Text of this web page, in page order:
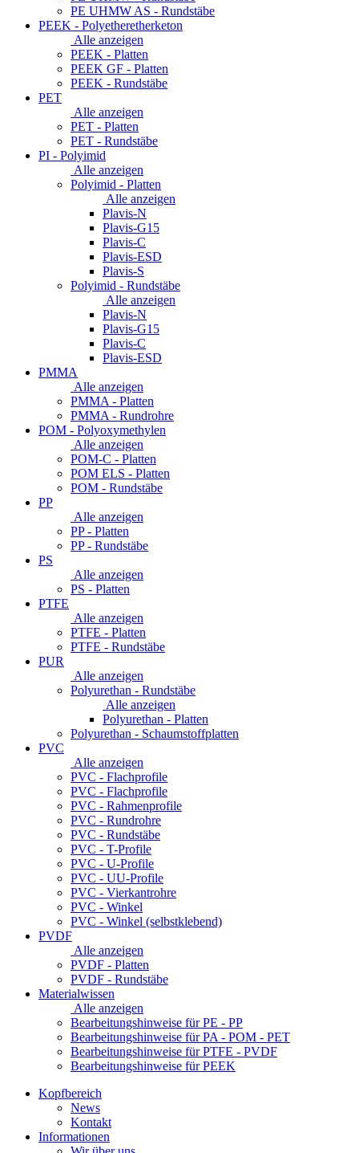
PE UHMW AS - Rundstäbe
PEEK - Polyetheretherketon
Alle anzeigen
PEEK - Platten
PEEK GF - Platten
PEEK - Rundstäbe
PET
Alle anzeigen
PET - Platten
PET - Rundstäbe
PI - Polyimid
Alle anzeigen
Polyimid - Platten
Alle anzeigen
Plavis-N
Plavis-G15
Plavis-C
Plavis-ESD
Plavis-S
Polyimid - Rundstäbe
Alle anzeigen
Plavis-N
Plavis-G15
Plavis-C
Plavis-ESD
PMMA
Alle anzeigen
PMMA - Platten
PMMA - Rundrohre
POM - Polyoxymethylen
Alle anzeigen
POM-C - Platten
POM ELS - Platten
POM - Rundstäbe
PP
Alle anzeigen
PP - Platten
PP - Rundstäbe
PS
Alle anzeigen
PS - Platten
PTFE
Alle anzeigen
PTFE - Platten
PTFE - Rundstäbe
PUR
Alle anzeigen
Polyurethan - Rundstäbe
Alle anzeigen
Polyurethan - Platten
Polyurethan - Schaumstoffplatten
PVC
Alle anzeigen
PVC - Flachprofile
PVC - Flachprofile
PVC - Rahmenprofile
PVC - Rundrohre
PVC - Rundstäbe
PVC - T-Profile
PVC - U-Profile
PVC - UU-Profile
PVC - Vierkantrohre
PVC - Winkel
PVC - Winkel (selbstklebend)
PVDF
Alle anzeigen
PVDF - Platten
PVDF - Rundstäbe
Materialwissen
Alle anzeigen
Bearbeitungshinweise für PE - PP
Bearbeitungshinweise für PA - POM - PET
Bearbeitungshinweise für PTFE - PVDF
Bearbeitungshinweise für PEEK
Kopfbereich
News
Kontakt
Informationen